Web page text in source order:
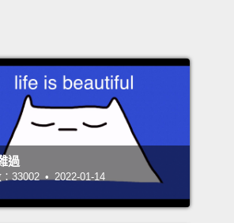
do? Give somebody
a "Captain Crunchy waffle."
Crunchy."
That must
家得糖尿病嗎？還要加更多麥
鬆餅」。小姐，沒有
過
33002 • 2022-01-14